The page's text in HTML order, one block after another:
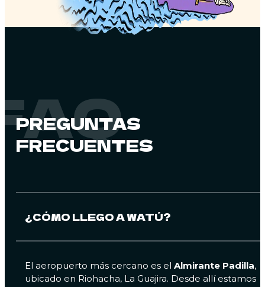
PREGUNTAS
FRECUENTES
¿CÓMO LLEGO A WATÚ?
El aeropuerto más cercano es elAlmirante Padilla,
ubicado en Riohacha, La Guajira. Desde allí estamos